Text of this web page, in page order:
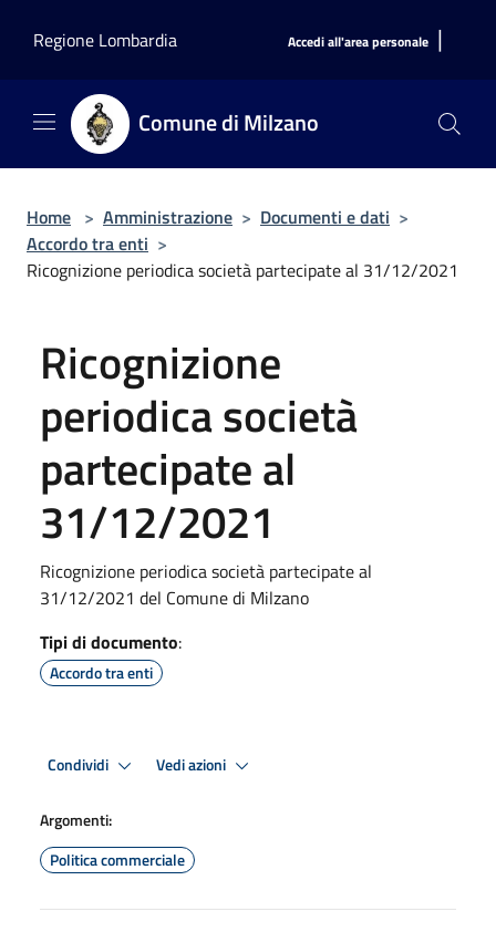
Regione Lombardia
Accedi all'area personale |
Comune di Milzano
Home > Amministrazione > Documenti e dati >
Accordo tra enti >
Ricognizione periodica società partecipate al 31/12/2021
Ricognizione
periodica società
partecipate al
31/12/2021
Ricognizione periodica società partecipate al
31/12/2021 del Comune di Milzano
Tipi di documento:
Accordo tra enti
Condividi Vedi azioni
Argomenti:
Politica commerciale